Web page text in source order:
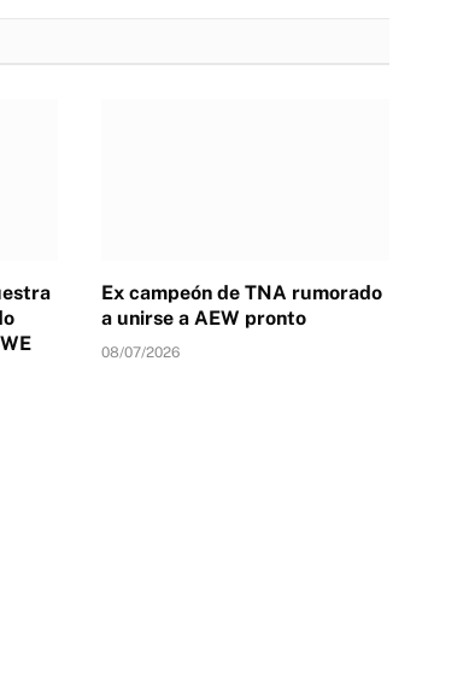
Ex campeón de TNA rumorado
a unirse a AEW pronto
08/07/2026